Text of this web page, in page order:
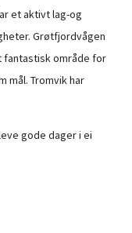
et aktivt lag-og
Grøtfjordvågen
fantastisk område for
mål. Tromvik har
gode dager i ei